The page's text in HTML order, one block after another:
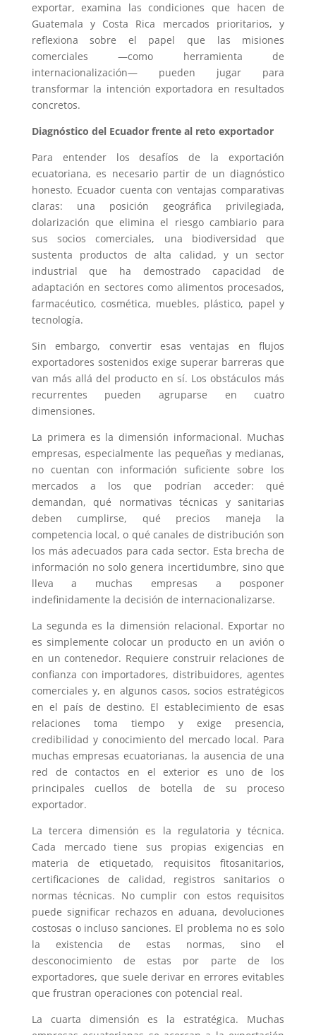
exportar, examina las condiciones que hacen de
Guatemala y Costa Rica mercados prioritarios, y
reflexiona sobre el papel que las misiones
comerciales —como herramienta de
internacionalización— pueden jugar para
transformar la intención exportadora en resultados
concretos.
Diagnóstico del Ecuador frente al reto exportador
Para entender los desafíos de la exportación
ecuatoriana, es necesario partir de un diagnóstico
honesto. Ecuador cuenta con ventajas comparativas
claras: una posición geográfica privilegiada,
dolarización que elimina el riesgo cambiario para
sus socios comerciales, una biodiversidad que
sustenta productos de alta calidad, y un sector
industrial que ha demostrado capacidad de
adaptación en sectores como alimentos procesados,
farmacéutico, cosmética, muebles, plástico, papel y
tecnología.
Sin embargo, convertir esas ventajas en flujos
exportadores sostenidos exige superar barreras que
van más allá del producto en sí. Los obstáculos más
recurrentes pueden agruparse en cuatro
dimensiones.
La primera es la dimensión informacional. Muchas
empresas, especialmente las pequeñas y medianas,
no cuentan con información suficiente sobre los
mercados a los que podrían acceder: qué
demandan, qué normativas técnicas y sanitarias
deben cumplirse, qué precios maneja la
competencia local, o qué canales de distribución son
los más adecuados para cada sector. Esta brecha de
información no solo genera incertidumbre, sino que
lleva a muchas empresas a posponer
indefinidamente la decisión de internacionalizarse.
La segunda es la dimensión relacional. Exportar no
es simplemente colocar un producto en un avión o
en un contenedor. Requiere construir relaciones de
confianza con importadores, distribuidores, agentes
comerciales y, en algunos casos, socios estratégicos
en el país de destino. El establecimiento de esas
relaciones toma tiempo y exige presencia,
credibilidad y conocimiento del mercado local. Para
muchas empresas ecuatorianas, la ausencia de una
red de contactos en el exterior es uno de los
principales cuellos de botella de su proceso
exportador.
La tercera dimensión es la regulatoria y técnica.
Cada mercado tiene sus propias exigencias en
materia de etiquetado, requisitos fitosanitarios,
certificaciones de calidad, registros sanitarios o
normas técnicas. No cumplir con estos requisitos
puede significar rechazos en aduana, devoluciones
costosas o incluso sanciones. El problema no es solo
la existencia de estas normas, sino el
desconocimiento de estas por parte de los
exportadores, que suele derivar en errores evitables
que frustran operaciones con potencial real.
La cuarta dimensión es la estratégica. Muchas